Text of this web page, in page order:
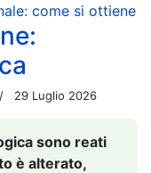
come si ottiene
29 Luglio 2026
sono reati
è alterato,